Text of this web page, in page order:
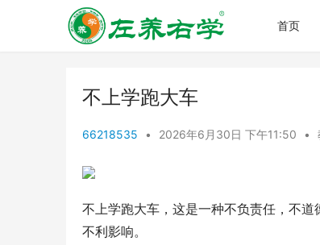
首页
不上学跑大车
66218535 • 2026年6月30日 下午11:50 •
不上学跑大车，这是一种不负责任，不
不利影响。